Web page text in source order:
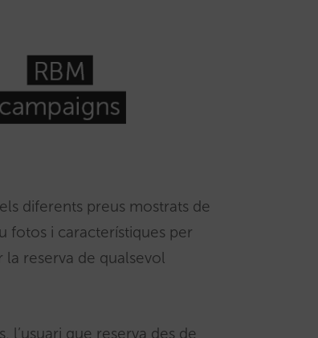
diferents preus mostrats de
fotos i característiques per
la reserva de qualsevol
l’usuari que reserva des de